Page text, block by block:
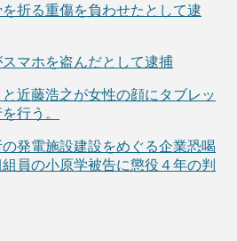
折る重傷を負わせたとして逮
マホを盗んだとして逮捕
近藤浩之が女性の顔にタブレッ
行う。
発電施設建設をめぐる企業恐喝
員の小原学被告に懲役４年の判